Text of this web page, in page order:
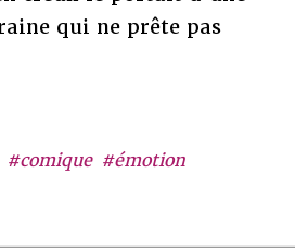
#comique #émotion
qui ne prête pas